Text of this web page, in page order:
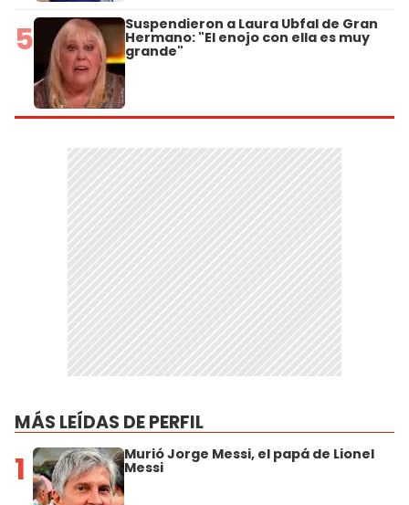
5 Suspendieron a Laura Ubfal de Gran
Hermano: "El enojo con ella es muy
grande"
MÁS LEÍDAS DE PERFIL
1 Murió Jorge Messi, el papá de Lionel
Messi